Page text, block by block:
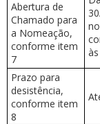
Abertura de
Chamado para
a Nomeação,
conforme item
7
Prazo para
desistência,
conforme item
8